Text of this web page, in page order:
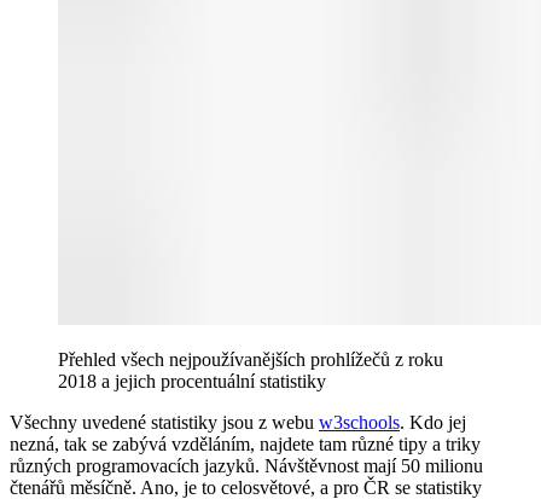
Přehled všech nejpoužívanějších prohlížečů z roku
2018 a jejich procentuální statistiky
Všechny uvedené statistiky jsou z webu w3schools. Kdo jej
nezná, tak se zabývá vzděláním, najdete tam různé tipy a triky
různých programovacích jazyků. Návštěvnost mají 50 milionu
čtenářů měsíčně. Ano, je to celosvětové, a pro ČR se statistiky